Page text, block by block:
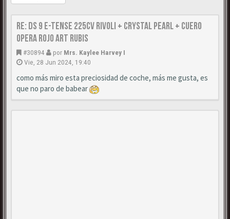
Re: DS 9 E-Tense 225cv Rivoli + Crystal Pearl + Cuero
Opera Rojo Art Rubis
#30894 por Mrs. Kaylee Harvey I
Vie, 28 Jun 2024, 19:40
como más miro esta preciosidad de coche, más me gusta, es
que no paro de babear